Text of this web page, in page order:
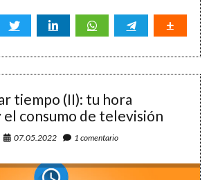
tiempo (II): tu hora
consumo de televisión
07.05.2022 1 comentario